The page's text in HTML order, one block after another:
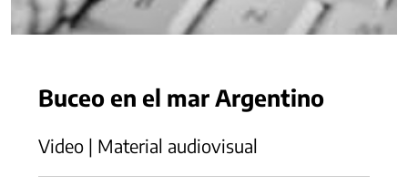
Buceo en el mar Argentino
Video | Material audiovisual